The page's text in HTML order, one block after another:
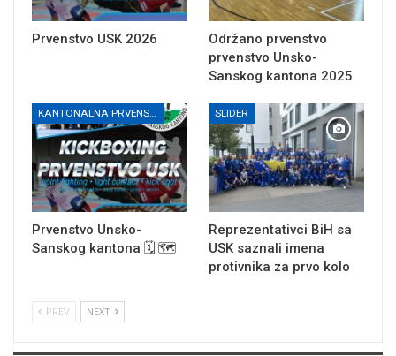
Prvenstvo USK 2026
Održano prvenstvo
prvenstvo Unsko-
Sanskog kantona 2025
Prvenstvo Unsko-
Sanskog kantona 🗓 🗺
SLIDER
Reprezentativci BiH sa
USK saznali imena
protivnika za prvo kolo
PREV NEXT